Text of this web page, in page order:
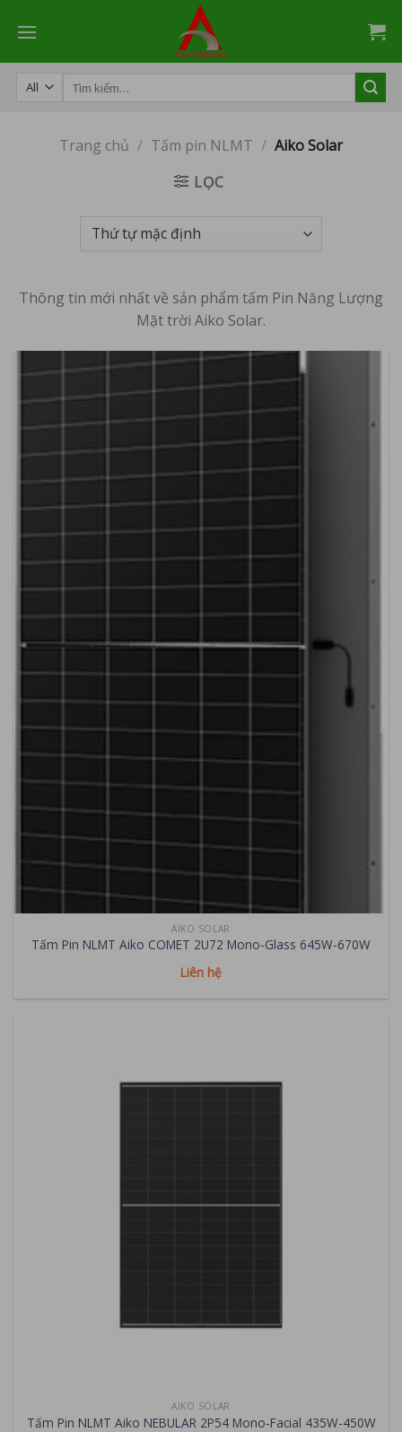
Tìm
kiếm:
Trang chủ / Tấm pin NLMT / Aiko Solar
LỌC
Thông tin mới nhất về sản phẩm tấm Pin Năng Lượng
Mặt trời Aiko Solar.
AIKO SOLAR
Tấm Pin NLMT Aiko COMET 2U72 Mono-Glass 645W-670W
Liên hệ
AIKO SOLAR
Tấm Pin NLMT Aiko NEBULAR 2P54 Mono-Facial 435W-450W